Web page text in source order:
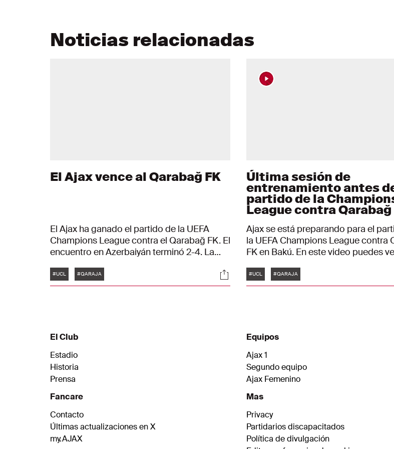
Noticias relacionadas
El Ajax vence al Qarabağ FK
El Ajax ha ganado el partido de la UEFA
Champions League contra el Qarabağ FK. El
encuentro en Azerbaiyán terminó 2-4. La
la fase de liga de la Champions League, lo
que le da sus primeros tres puntos.
Etiquetas
#UCL #QARAJA Sociales
Última sesión de
entrenamiento antes
partido de la
League contra Qarabağ
Ajax se está preparando para el
la UEFA Champions League contra
FK en Bakú. En este video puedes
para el encuentro.
Etiquetas
#UCL #QARAJA
El Club
Estadio
Historia
Prensa
Fancare
Contacto
Últimas actualizaciones en X
my.AJAX
Equipos
Ajax 1
Segundo equipo
Ajax Femenino
Mas
Privacy
Partidarios discapacitados
Política de divulgación